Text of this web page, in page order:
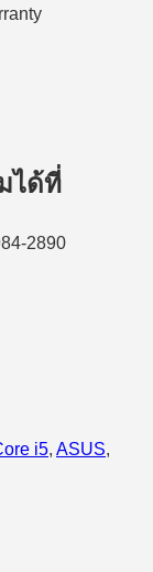
ได้ที่
2890
i5, ASUS,